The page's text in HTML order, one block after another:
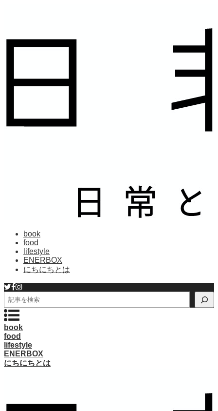
book
food
lifestyle
ENERBOX
にちにちとは
検
索
book
food
lifestyle
ENERBOX
にちにちとは